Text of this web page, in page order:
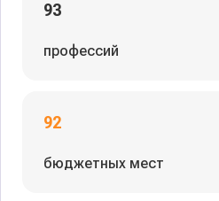
93
профессий
92
бюджетных мест